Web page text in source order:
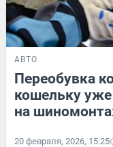
АВТО
Переобувка
кошельку уже
на
20 февраля, 2026, 15:25